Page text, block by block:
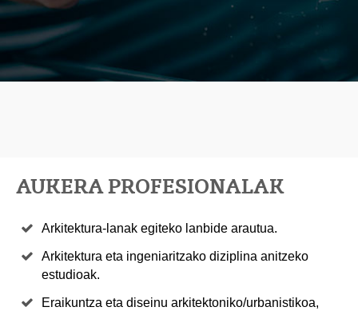
AUKERA PROFESIONALAK
Arkitektura-lanak egiteko lanbide arautua.
Arkitektura eta ingeniaritzako diziplina anitzeko
estudioak.
Eraikuntza eta diseinu arkitektoniko/urbanistikoa,